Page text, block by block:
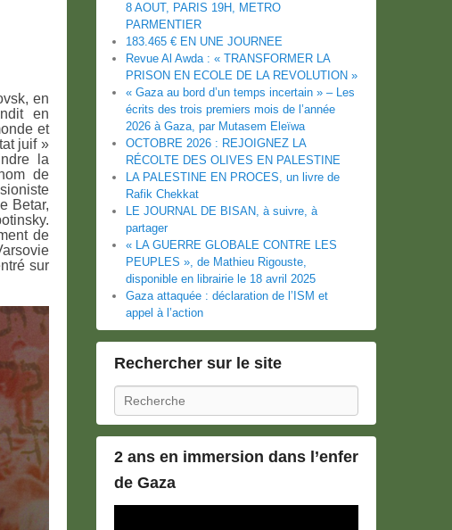
en
en
et
juif »
la
de
Betar,
de
sur
8 AOUT, PARIS 19H, METRO
PARMENTIER
183.465 € EN UNE JOURNEE
Revue Al Awda : « TRANSFORMER LA
PRISON EN ECOLE DE LA REVOLUTION »
« Gaza au bord d’un temps incertain » – Les
écrits des trois premiers mois de l’année
2026 à Gaza, par Mutasem Eleïwa
OCTOBRE 2026 : REJOIGNEZ LA
RÉCOLTE DES OLIVES EN PALESTINE
LA PALESTINE EN PROCES, un livre de
Rafik Chekkat
LE JOURNAL DE BISAN, à suivre, à
partager
« LA GUERRE GLOBALE CONTRE LES
PEUPLES », de Mathieu Rigouste,
disponible en librairie le 18 avril 2025
Gaza attaquée : déclaration de l’ISM et
appel à l’action
Rechercher sur le site
Recherche
2 ans en immersion dans l’enfer
de Gaza